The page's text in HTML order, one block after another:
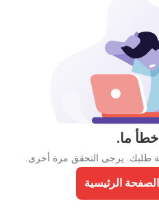
ما.
طلبك. يرجى التحقق مرة أخرى.
الصفحة الرئيسية